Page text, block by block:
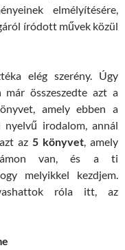
elmélyítésére,
íródott művek közül
elég szerény. Úgy
már összeszedte azt a
amely ebben a
irodalom, annál
az 5 könyvet, amely
van, és a ti
melyikkel kezdjem.
róla itt, az